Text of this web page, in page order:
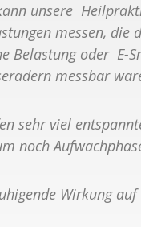
unsere
messen, die
Belastung oder E-
messbar
sehr viel
noch
Wirkung